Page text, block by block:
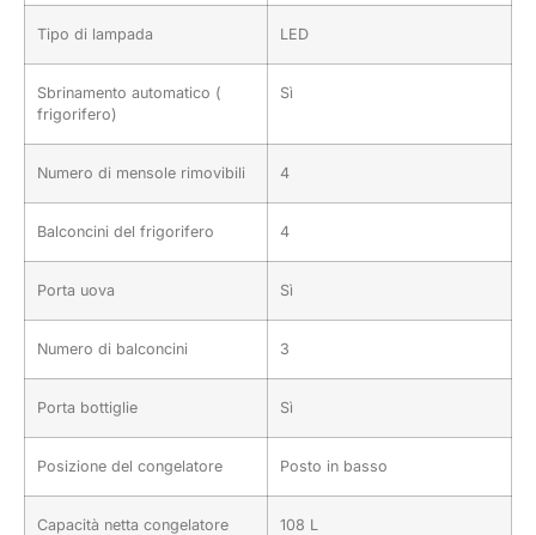
Tipo di lampada LED
Sbrinamento automatico (
frigorifero)
Sì
Numero di mensole rimovibili 4
Balconcini del frigorifero 4
Porta uova Sì
Numero di balconcini 3
Porta bottiglie Sì
Posizione del congelatore Posto in basso
Capacità netta congelatore 108 L